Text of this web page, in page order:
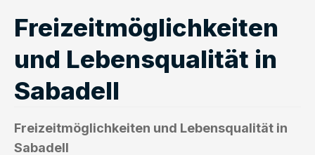
Freizeitmöglichkeiten
und Lebensqualität in
Sabadell
Freizeitmöglichkeiten und Lebensqualität in
Sabadell